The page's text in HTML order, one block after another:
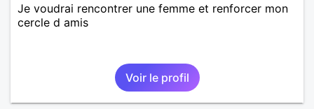
Je voudrai rencontrer une femme et renforcer mon
cercle d amis
Voir le profil